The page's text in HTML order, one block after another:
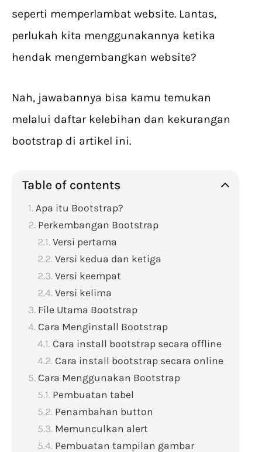
seperti memperlambat website. Lantas,
perlukah kita menggunakannya ketika
hendak mengembangkan website?
Nah, jawabannya bisa kamu temukan
melalui daftar kelebihan dan kekurangan
bootstrap di artikel ini.
Table of contents
Apa itu Bootstrap?
Perkembangan Bootstrap
Versi pertama
Versi kedua dan ketiga
Versi keempat
Versi kelima
File Utama Bootstrap
Cara Menginstall Bootstrap
Cara install bootstrap secara offline
Cara install bootstrap secara online
Cara Menggunakan Bootstrap
Pembuatan tabel
Penambahan button
Memunculkan alert
Pembuatan tampilan gambar